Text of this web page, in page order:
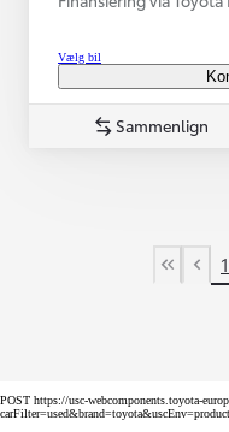
Vælg bil
Sammenlign
First
1
POST https://usc-webcomponents.toyota-